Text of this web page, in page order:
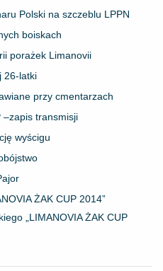
Polski na szczeblu LPPN
boiskach
porażek Limanovii
26-latki
przy cmentarzach
–zapis transmisji
wyścigu
ŻAK CUP 2014”
„LIMANOVIA ŻAK CUP